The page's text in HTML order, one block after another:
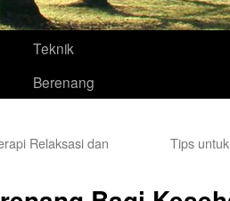
Teknik
Berenang
Relaksasi dan
Tips